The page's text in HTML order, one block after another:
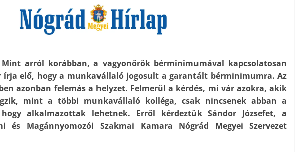
Mint arról korábban, a vagyonőrök bérminimumával kapcsolatosan
elő, hogy a munkavállaló jogosult a garantált bérminimumra. Az
azonban felemás a helyzet. Felmerül a kérdés, mi vár azokra, akik
mint a többi munkavállaló kolléga, csak nincsenek abban a
hogy alkalmazottak lehetnek. Erről kérdeztük Sándor Józsefet, a
és Magánnyomozói Szakmai Kamara Nógrád Megyei Szervezet